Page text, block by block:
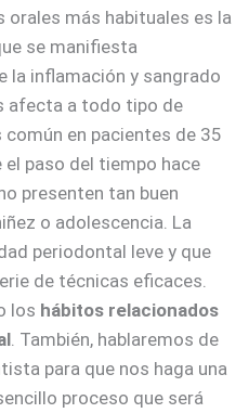
orales más habituales es la
se manifiesta
la inflamación y sangrado
afecta a todo tipo de
en pacientes de 35
el paso del tiempo hace
presenten tan buen
o adolescencia. La
periodontal leve y que
de técnicas eficaces.
los hábitos relacionados
. También, hablaremos de
para que nos haga una
proceso que será